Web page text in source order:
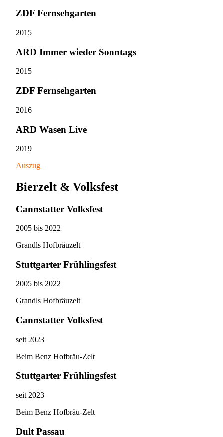
ZDF Fernsehgarten
2015
ARD Immer wieder Sonntags
2015
ZDF Fernsehgarten
2016
ARD Wasen Live
2019
Auszug
Bierzelt & Volksfest
Cannstatter Volksfest
2005 bis 2022
Grandls Hofbräuzelt
Stuttgarter Frühlingsfest
2005 bis 2022
Grandls Hofbräuzelt
Cannstatter Volksfest
seit 2023
Beim Benz Hofbräu-Zelt
Stuttgarter Frühlingsfest
seit 2023
Beim Benz Hofbräu-Zelt
Dult Passau